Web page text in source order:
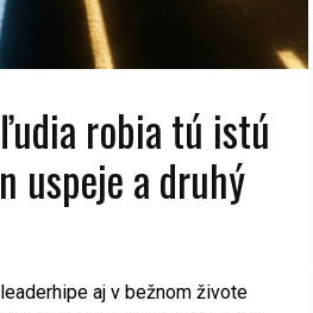
robia tú istú
uspeje a druhý
aj v bežnom živote